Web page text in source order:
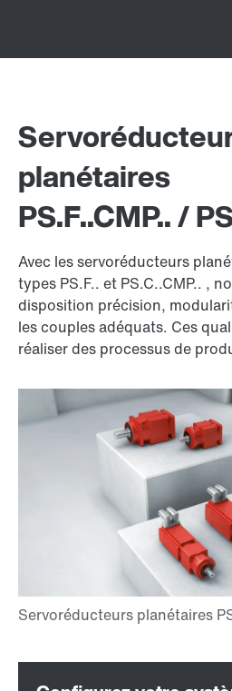
planétaires
PS.F..CMP.. /
Avec les servoréducteurs
types PS.F.. et PS.C..CMP.. ,
disposition précision,
les couples adéquats. Ces
réaliser des processus de